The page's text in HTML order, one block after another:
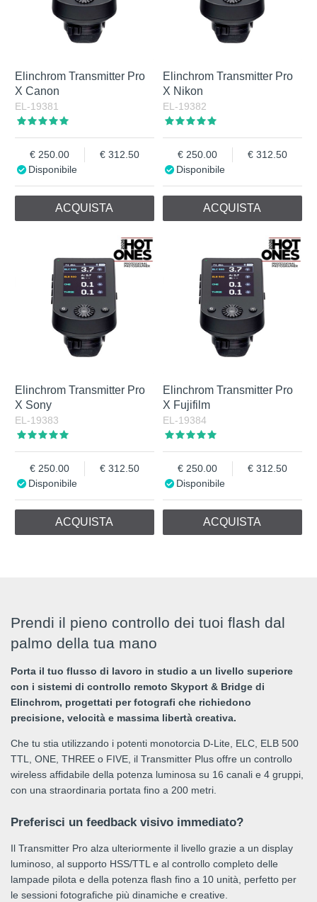
Elinchrom Transmitter Pro
X Canon
EL-19381
250.00
312.50
Disponibile
ACQUISTA
Elinchrom Transmitter Pro
X Nikon
EL-19382
250.00
312.50
Disponibile
ACQUISTA
Elinchrom Transmitter Pro
X Sony
EL-19383
250.00
312.50
Disponibile
ACQUISTA
Elinchrom Transmitter Pro
X Fujifilm
EL-19384
250.00
312.50
Disponibile
ACQUISTA
Prendi il pieno controllo dei tuoi flash dal
palmo della tua mano
Porta il tuo flusso di lavoro in studio a un livello superiore
con i sistemi di controllo remoto Skyport & Bridge di
Elinchrom, progettati per fotografi che richiedono
precisione, velocità e massima libertà creativa.
Che tu stia utilizzando i potenti monotorcia D-Lite, ELC, ELB 500
TTL, ONE, THREE o FIVE, il Transmitter Plus offre un controllo
wireless affidabile della potenza luminosa su 16 canali e 4 gruppi,
con una straordinaria portata fino a 200 metri.
Preferisci un feedback visivo immediato?
Il Transmitter Pro alza ulteriormente il livello grazie a un display
luminoso, al supporto HSS/TTL e al controllo completo delle
lampade pilota e della potenza flash fino a 10 unità, perfetto per
le sessioni fotografiche più dinamiche e creative.